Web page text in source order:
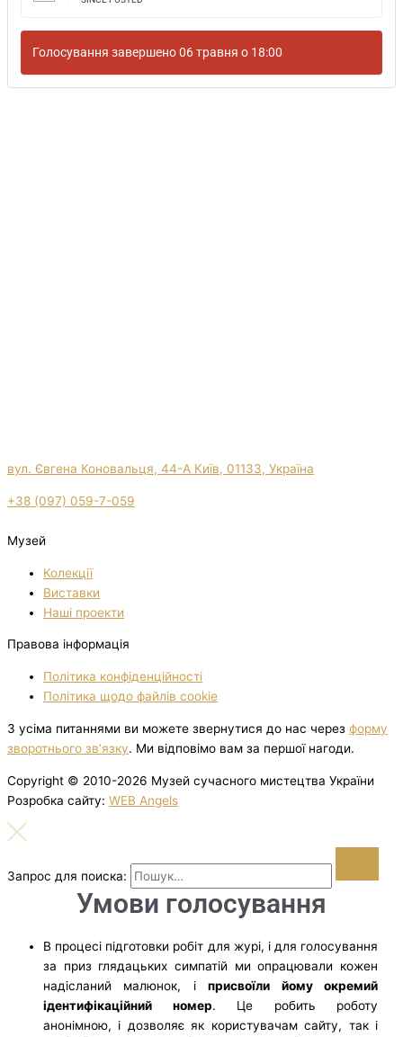
Голосування завершено 06 травня о 18:00
вул. Євгена Коновальця, 44-А Київ, 01133, Україна
+38 (097) 059-7-059
Музей
Колекції
Виставки
Нашi проекти
Правова інформація
Політика конфіденційності
Політика щодо файлів cookie
З усіма питаннями ви можете звернутися до нас через форму
зворотнього зв’язку. Ми відповімо вам за першої нагоди.
Copyright © 2010-2026 Музей сучасного мистецтва України
Розробка сайту: WEB Angels
Запрос для поиска:
Умови голосування
В процесі підготовки робіт для журі, і для голосування
за приз глядацьких симпатій ми опрацювали кожен
надісланий малюнок, іприсвоїли йому окремий
ідентифікаційний номер. Це робить роботу
анонімною, і дозволяє як користувачам сайту, так і